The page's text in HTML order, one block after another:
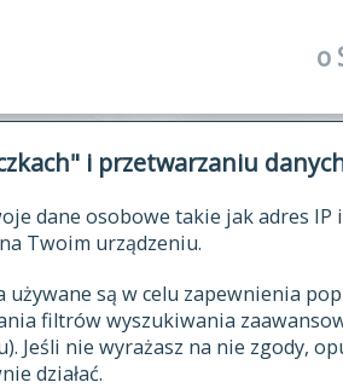
i przetwarzaniu
dane osobowe takie jak adres IP
Twoim urządzeniu.
używane są w celu zapewnienia
filtrów wyszukiwania
Jeśli nie wyrażasz na nie zgody,
działać.
o
JĘZYKA